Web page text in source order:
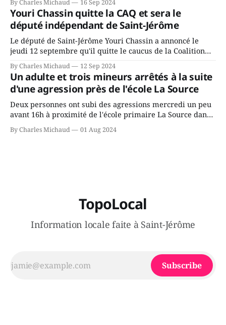
depuis longtemps? Sera-t-il candidat indépendant dans 2
ans? Joindrait-il un autre parti, par exemple les
conservateurs d’Éric Duhaime? Que lui
By Charles Michaud 16 Sep 2024
Youri Chassin quitte la CAQ et sera le
député indépendant de Saint-Jérôme
Le député de Saint-Jérôme Youri Chassin a annoncé le
jeudi 12 septembre qu'il quitte le caucus de la Coalition
Avenir Québec de François Legault parce qu'il est déçu du
gouvernement de la CAQ, surtout de son incapacité, qu'il
juge chronique, à offrir des
By Charles Michaud 12 Sep 2024
Un adulte et trois mineurs arrêtés à la suite
d'une agression près de l'école La Source
Deux personnes ont subi des agressions mercredi un peu
avant 16h à proximité de l'école primaire La Source dans
le secteur Bellefeuille de Saint-Jérôme. L'une de deux
victimes aurait été écrasée sous un véhicule et aspergée
By Charles Michaud 01 Aug 2024
TopoLocal
Information locale faite à Saint-Jérôme
Subscribe